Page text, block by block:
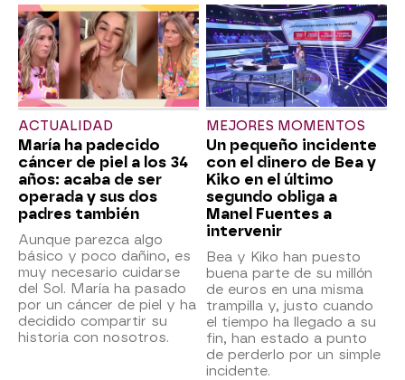
ACTUALIDAD
María ha padecido
cáncer de piel a los 34
años: acaba de ser
operada y sus dos
padres también
Aunque parezca algo
básico y poco dañino, es
muy necesario cuidarse
del Sol. María ha pasado
por un cáncer de piel y ha
decidido compartir su
historia con nosotros.
MEJORES MOMENTOS
Un pequeño incidente
con el dinero de Bea y
Kiko en el último
segundo obliga a
Manel Fuentes a
intervenir
Bea y Kiko han puesto
buena parte de su millón
de euros en una misma
trampilla y, justo cuando
el tiempo ha llegado a su
fin, han estado a punto
de perderlo por un simple
incidente.